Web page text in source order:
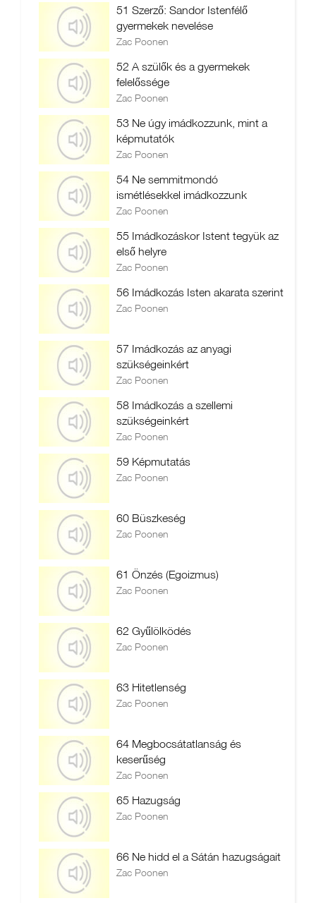
51 Szerző: Sandor Istenfélő
gyermekek nevelése
Zac Poonen
52 A szülők és a gyermekek
felelőssége
Zac Poonen
53 Ne úgy imádkozzunk, mint a
képmutatók
Zac Poonen
54 Ne semmitmondó
ismétlésekkel imádkozzunk
Zac Poonen
55 Imádkozáskor Istent tegyük az
első helyre
Zac Poonen
56 Imádkozás Isten akarata szerint
Zac Poonen
57 Imádkozás az anyagi
szükségeinkért
Zac Poonen
58 Imádkozás a szellemi
szükségeinkért
Zac Poonen
59 Képmutatás
Zac Poonen
60 Büszkeség
Zac Poonen
61 Önzés (Egoizmus)
Zac Poonen
62 Gyűlölködés
Zac Poonen
63 Hitetlenség
Zac Poonen
64 Megbocsátatlanság és
keserűség
Zac Poonen
65 Hazugság
Zac Poonen
66 Ne hidd el a Sátán hazugságait
Zac Poonen